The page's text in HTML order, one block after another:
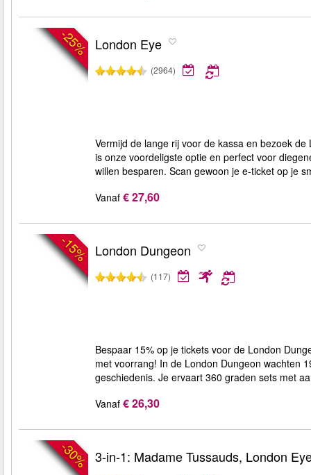
-25% London Eye
(2964)
Vermijd de lange rij voor de kassa en bezoek
is onze voordeligste optie en perfect voor
willen besparen. Scan gewoon je e-ticket op je
Vanaf € 27,60
-15% London Dungeon
(117)
Bespaar 15% op je tickets voor de London
met voorrang! In de London Dungeon wachten
geschiedenis. Je ervaart 360 graden sets met
Vanaf € 26,30
-30% 3-in-1: Madame Tussauds, London